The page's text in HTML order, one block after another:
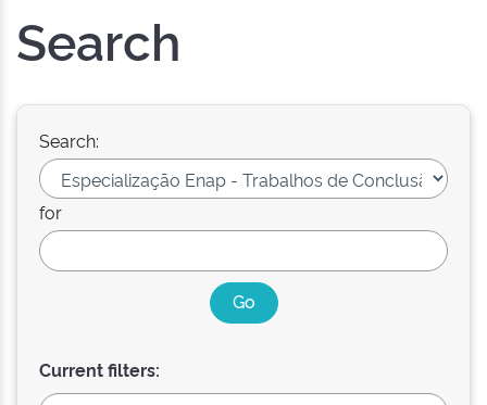
Search
Search:
for
Current filters: